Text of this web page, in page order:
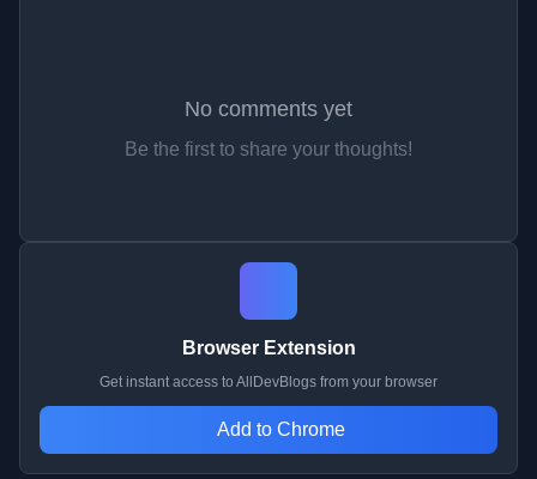
No comments yet
Be the first to share your thoughts!
Browser Extension
Get instant access to AllDevBlogs from your browser
Add to Chrome